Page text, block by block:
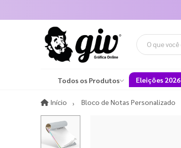
Todos os Produtos Eleições 2026
Início InícioBloco de Notas Personalizado